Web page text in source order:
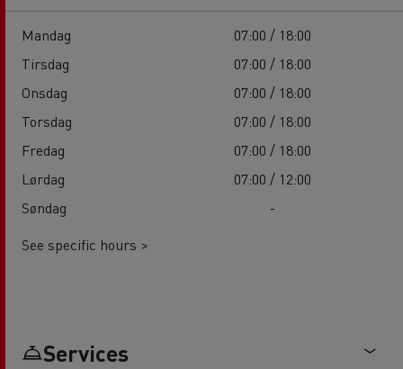
Mandag
07:00 / 18:00
Tirsdag
07:00 / 18:00
Onsdag
07:00 / 18:00
Torsdag
07:00 / 18:00
Fredag
07:00 / 18:00
Lørdag
07:00 / 12:00
Søndag
-
See specific hours >
Services